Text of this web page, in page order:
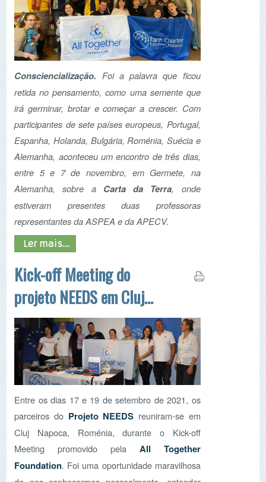
entre 5 e 7 de novembro, em Germete, na
Alemanha, sobre a Carta da Terra, onde
estiveram presentes duas professoras
representantes da ASPEA e da APECV.
Ler mais...
Kick-off Meeting do
projeto NEEDS em Cluj
Napoca, na Roménia
Entre os dias 17 e 19 de setembro de 2021, os
parceiros doProjeto NEEDSreuniram-se em
Cluj Napoca, Roménia, durante o Kick-off
Foundation. Foi uma oportunidade maravilhosa
de nos conhecermos pessoalmente, entender
como os parceiros trabalham, compartilhar os
nossos pontos de vista sobre aCarta da Terrae
exprimir as nossas expectativas sobre o projeto.
Ler mais...
NEWSLETTER